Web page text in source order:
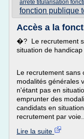
arrete titularisation
fonction publique
Accès a la
�? Le recrutement
situation de handicap
Le recrutement sans
modalités générales
n'étant pas en
emprunter des
candidats en
recrutement par voie...
Lire la suite